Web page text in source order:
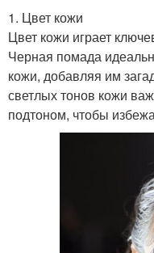
1. Цвет кожи
Цвет кожи играет
Черная помада
кожи, добавляя им
светлых тонов кожи
подтоном, чтобы